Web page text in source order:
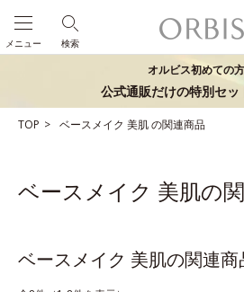
検索
メニュー
オルビス初めての
公式通販だけの特別セッ
TOP ベースメイク 美肌の関連商品
ベースメイク 美肌の
ベースメイク 美肌の関連